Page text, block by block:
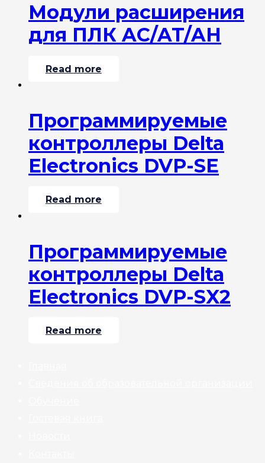
Модули расширения
для ПЛК AC/AT/AH
Read more
Программируемые
контроллеры Delta
Electronics DVP-SE
Read more
Программируемые
контроллеры Delta
Electronics DVP-SX2
Read more